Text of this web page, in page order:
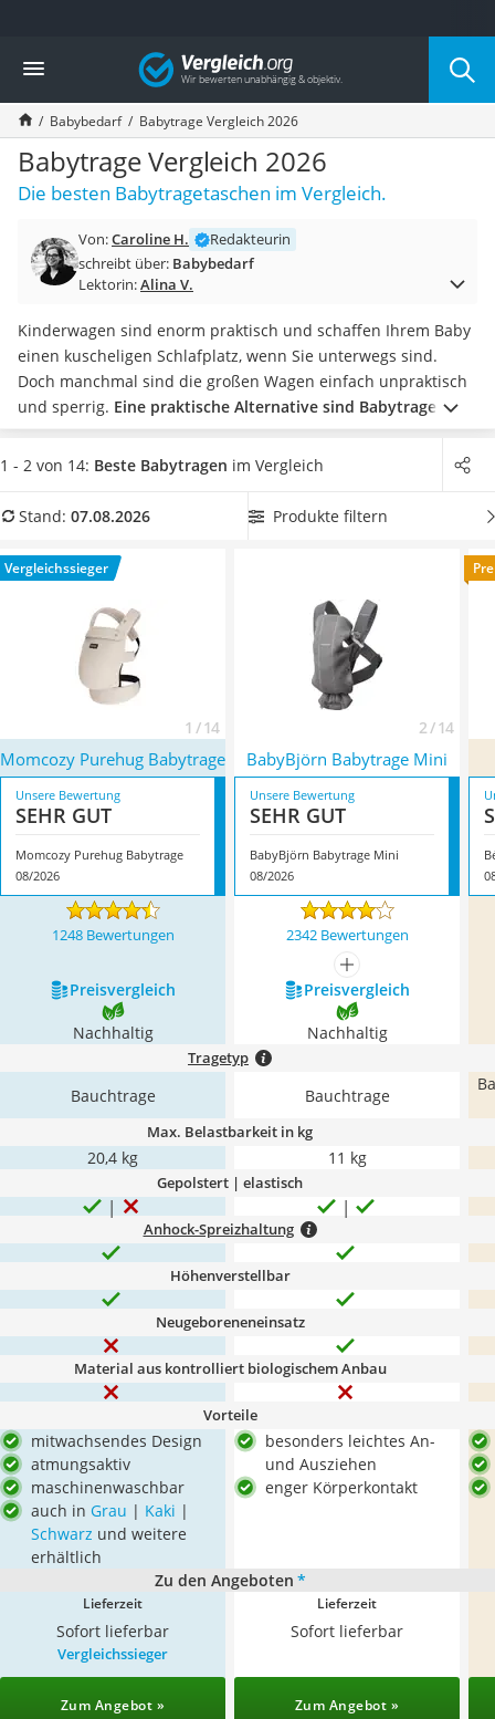
Die beliebtesten Vergleiche nach Kategorie
Kind & Baby
Babyphone mit 2 Kameras
Walkie-Talkie Kinder
Kindermatratzen
Babywippe
Rollschuhe für Kinder
Laufrad
Kinderschubkarre
Kinderuhr
Babyphone
Treppenschutzgitter
Kindersitz ab 4 Jahren
Kinderroller 3 Räder
Ferngesteuertes Auto
Kinderfahrradhelm
Kinder-Mikroskop
Ferngesteuerter Hubschrauber
Vergleich
Babybedarf Babytrage Vergleich 2026
Babytrage Vergleich 2026
Die besten Babytragetaschen im Vergleich.
Von:Caroline H.
Redakteurin
schreibt über: Babybedarf
Lektorin:Alina V.
Kinderwagen sind enorm praktisch und schaffen Ihrem Baby
einen kuscheligen Schlafplatz, wenn Sie unterwegs sind.
Doch manchmal sind die großen Wagen einfach unpraktisch
und sperrig. Eine praktische Alternative sind Babytragen.
Der direkte Kontakt zu Ihrem Kind stärkt nicht nur die
Bindung zwischen Ihnen: ObBauch-, Rücken- oder
normal bewegen. Wenn Sie eine Trage für Ihr Neugeborenes
Neugeborene. Auf welche Modelle das zutrifft, zeigt Ihnen
unserer Produkttabelle. Überzeugt hat uns hier im August
2026 besonders das Modell
Momcozy Purehug Babytrage
mit seinen Eigenschaften.
1 - 2 von 14: Beste Babytragen im Vergleich
Stand: 07.08.2026 Produkte filtern
Vergleichssieger
1 / 14 2 / 14
Momcozy Purehug Babytrage BabyBjörn Babytrage Mini
Unsere Bewertung
SEHR GUT
Momcozy Purehug Babytrage
08/2026
Unsere Bewertung
SEHR GUT
BabyBjörn Babytrage Mini
08/2026
1248 Bewertungen 2342 Bewertungen
mehr anzeigen
Preis­vergleich
Preis­vergleich
Nachhaltig Nachhaltig
Tragetyp
Bauchtrage Bauchtrage
Max. Belastbarkeit in kg
20,4 kg 11 kg
Gepolstert | elastisch
Anhock-Spreizhaltung
Höhenverstellbar
Neugeboreneneinsatz
Material aus kontrolliert biologischem Anbau
Vorteile
mitwachsendes Design
atmungsaktiv
maschinenwaschbar
auch in Grau | Kaki |
Schwarz und weitere
erhältlich
besonders leichtes An-
und Ausziehen
enger Körperkontakt
Zu den Angeboten *
Lieferzeit
Sofort lieferbar
Lieferzeit
Sofort lieferbar
Vergleichssieger
Zum Angebot » Zum Angebot »